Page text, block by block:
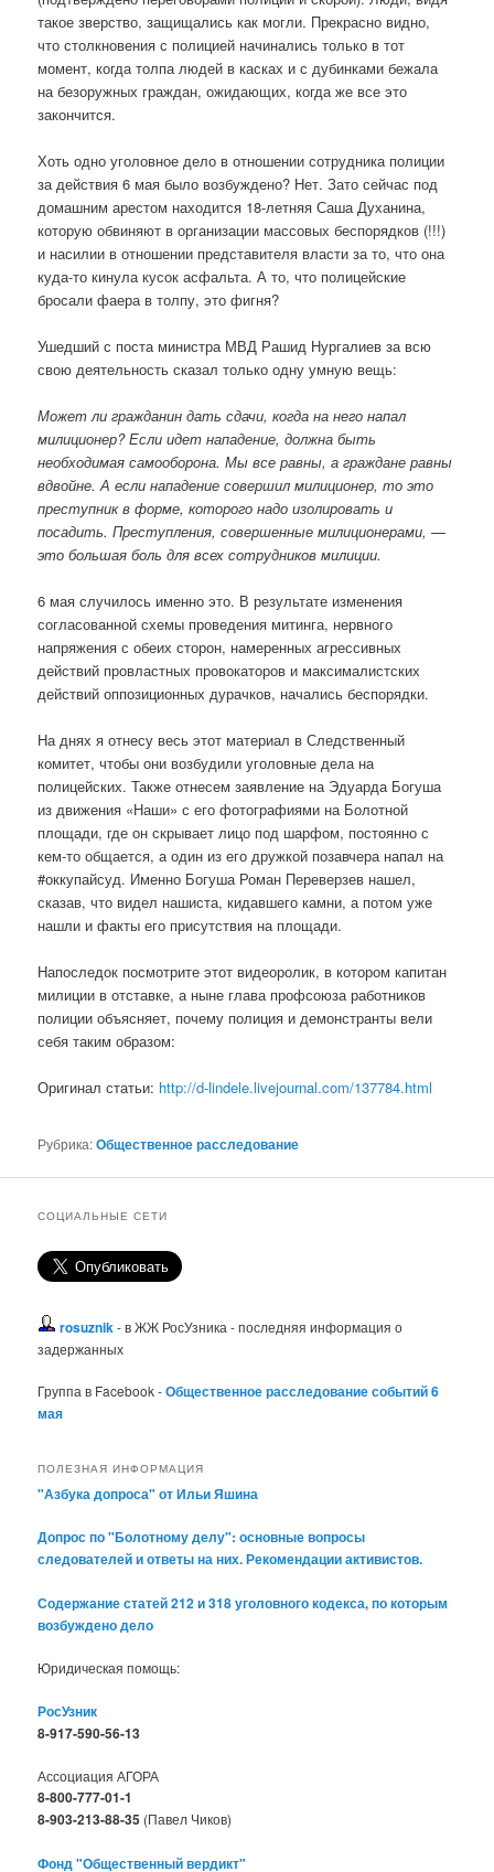
такое зверство, защищались как могли. Прекрасно видно,
что столкновения с полицией начинались только в тот
момент, когда толпа людей в касках и с дубинками бежала
на безоружных граждан, ожидающих, когда же все это
закончится.
Хоть одно уголовное дело в отношении сотрудника полиции
за действия 6 мая было возбуждено? Нет. Зато сейчас под
домашним арестом находится 18-летняя Саша Духанина,
которую обвиняют в организации массовых беспорядков (!!!)
и насилии в отношении представителя власти за то, что она
куда-то кинула кусок асфальта. А то, что полицейские
бросали фаера в толпу, это фигня?
Ушедший с поста министра МВД Рашид Нургалиев за всю
свою деятельность сказал только одну умную вещь:
Может ли гражданин дать сдачи, когда на него напал
милиционер? Если идет нападение, должна быть
необходимая самооборона. Мы все равны, а граждане равны
вдвойне. А если нападение совершил милиционер, то это
преступник в форме, которого надо изолировать и
посадить. Преступления, совершенные милиционерами, —
это большая боль для всех сотрудников милиции.
6 мая случилось именно это. В результате изменения
согласованной схемы проведения митинга, нервного
напряжения с обеих сторон, намеренных агрессивных
действий провластных провокаторов и максималистских
действий оппозиционных дурачков, начались беспорядки.
На днях я отнесу весь этот материал в Следственный
комитет, чтобы они возбудили уголовные дела на
полицейских. Также отнесем заявление на Эдуарда Богуша
из движения «Наши» с его фотографиями на Болотной
площади, где он скрывает лицо под шарфом, постоянно с
кем-то общается, а один из его дружкой позавчера напал на
#оккупайсуд. Именно Богуша Роман Переверзев нашел,
сказав, что видел нашиста, кидавшего камни, а потом уже
нашли и факты его присутствия на площади.
Напоследок посмотрите этот видеоролик, в котором капитан
милиции в отставке, а ныне глава профсоюза работников
полиции объясняет, почему полиция и демонстранты вели
себя таким образом:
Оригинал статьи: http://d-lindele.livejournal.com/137784.html
Рубрика:Общественное расследование
СОЦИАЛЬНЫЕ СЕТИ
rosuznik- в ЖЖ РосУзника - последняя информация о
задержанных
Группа в Facebook -Общественное расследование событий 6
мая
ПОЛЕЗНАЯ ИНФОРМАЦИЯ
"Азбука допроса" от Ильи Яшина
Допрос по "Болотному делу": основные вопросы
следователей и ответы на них. Рекомендации активистов.
Содержание статей 212 и 318 уголовного кодекса, по которым
возбуждено дело
Юридическая помощь:
РосУзник
8-917-590-56-13
Ассоциация АГОРА
8-800-777-01-1
8-903-213-88-35 (Павел Чиков)
Фонд "Общественный вердикт"